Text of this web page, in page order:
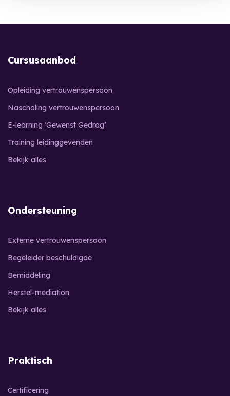
Cursusaanbod
Opleiding vertrouwenspersoon
Nascholing vertrouwenspersoon
E-learning ‘Gewenst Gedrag’
Training leidinggevenden
Bekijk alles
Ondersteuning
Externe vertrouwenspersoon
Begeleider beschuldigde
Bemiddeling
Herstel-mediation
Bekijk alles
Praktisch
Certificering